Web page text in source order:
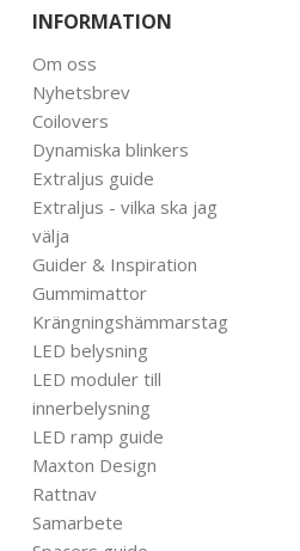
INFORMATION
Om oss
Nyhetsbrev
Coilovers
Dynamiska blinkers
Extraljus guide
Extraljus - vilka ska jag
välja
Guider & Inspiration
Gummimattor
Krängningshämmarstag
LED belysning
LED moduler till
innerbelysning
LED ramp guide
Maxton Design
Rattnav
Samarbete